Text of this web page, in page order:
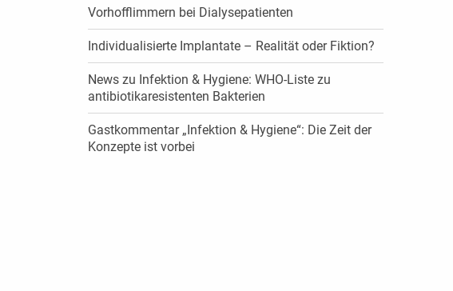
Vorhofflimmern bei Dialysepatienten
Individualisierte Implantate – Realität oder Fiktion?
News zu Infektion & Hygiene: WHO-Liste zu
antibiotikaresistenten Bakterien
Gastkommentar „Infektion & Hygiene“: Die Zeit der
Konzepte ist vorbei